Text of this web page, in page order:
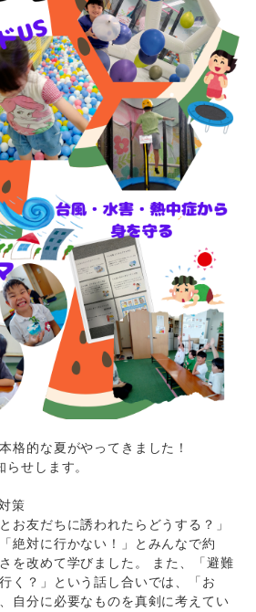
格的な夏がやってきました！
せします。
策
お友だちに誘われたらどうする？」
絶対に行かない！」とみんなで約
を改めて学びました。 また、「避難
く？」という話し合いでは、「お
自分に必要なものを真剣に考えてい